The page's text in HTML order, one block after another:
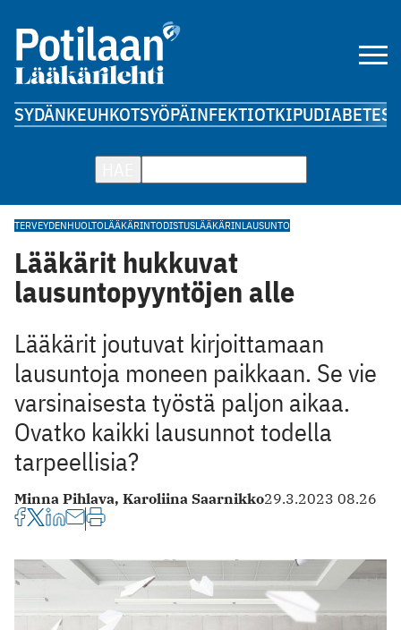
SYDÄNKEUHKOTSYÖPÄINFEKTIOTKIPUDIABETES
TERVEYDENHUOLTOLÄÄKÄRINTODISTUSLÄÄKÄRINLAUSUNTO
Lääkärit hukkuvat
lausuntopyyntöjen alle
Lääkärit joutuvat kirjoittamaan
lausuntoja moneen paikkaan. Se vie
varsinaisesta työstä paljon aikaa.
Ovatko kaikki lausunnot todella
tarpeellisia?
Minna Pihlava, Karoliina Saarnikko29.3.2023 08.26